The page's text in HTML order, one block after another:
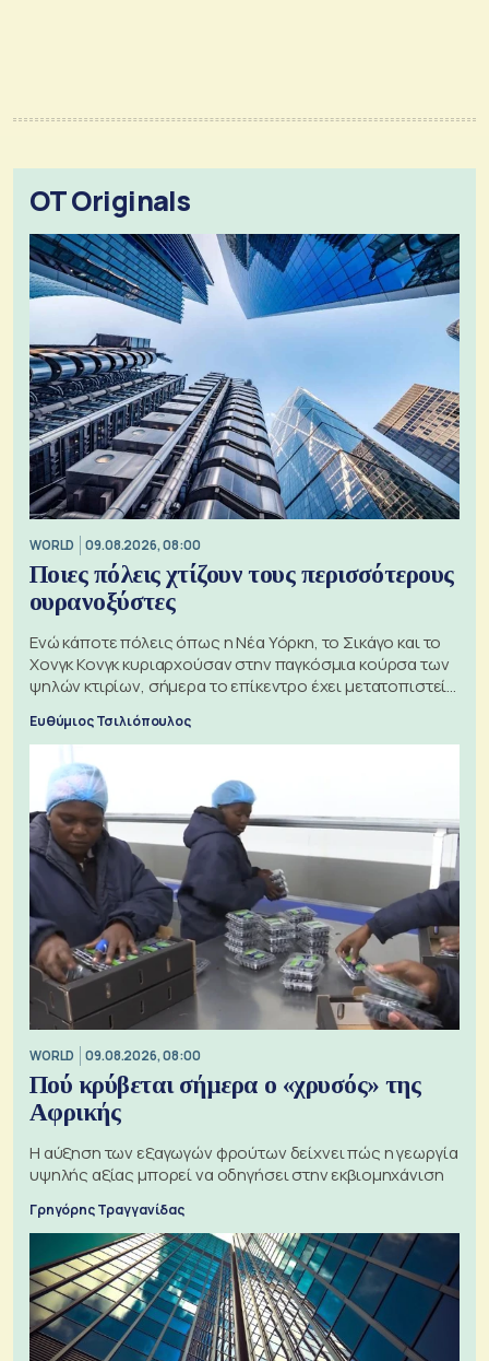
OT Originals
WORLD 09.08.2026, 08:00
Ποιες πόλεις χτίζουν τους περισσότερους
ουρανοξύστες
Ενώ κάποτε πόλεις όπως η Νέα Υόρκη, το Σικάγο και το
Χονγκ Κονγκ κυριαρχούσαν στην παγκόσμια κούρσα των
ψηλών κτιρίων, σήμερα το επίκεντρο έχει μετατοπιστεί
Ευθύμιος Τσιλιόπουλος
WORLD 09.08.2026, 08:00
Πού κρύβεται σήμερα ο «χρυσός» της
Αφρικής
Η αύξηση των εξαγωγών φρούτων δείχνει πώς η γεωργία
υψηλής αξίας μπορεί να οδηγήσει στην εκβιομηχάνιση
Γρηγόρης Τραγγανίδας